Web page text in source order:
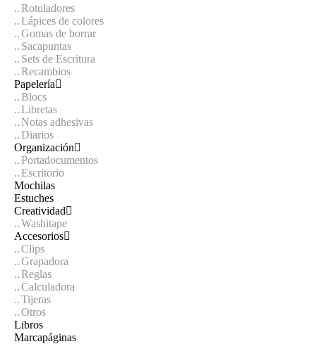
Rotuladores
Lápices de colores
Gomas de borrar
Sacapuntas
Sets de Escritura
Recambios
Papelería
Blocs
Libretas
Notas adhesivas
Diarios
Organización
Portadocumentos
Escritorio
Mochilas
Estuches
Creatividad
Washitape
Accesorios
Clips
Grapadora
Reglas
Calculadora
Tijeras
Otros
Libros
Marcapáginas